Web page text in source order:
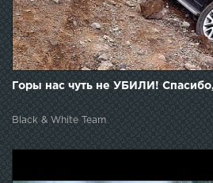
Горы нас чуть не УБИЛИ!
Black & White Team